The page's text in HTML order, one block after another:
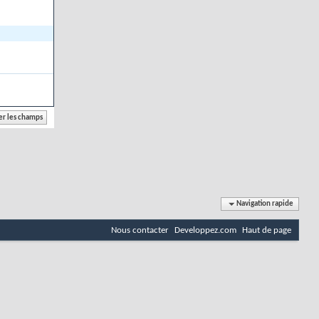
Navigation rapide
Nous contacter Developpez.com Haut de page